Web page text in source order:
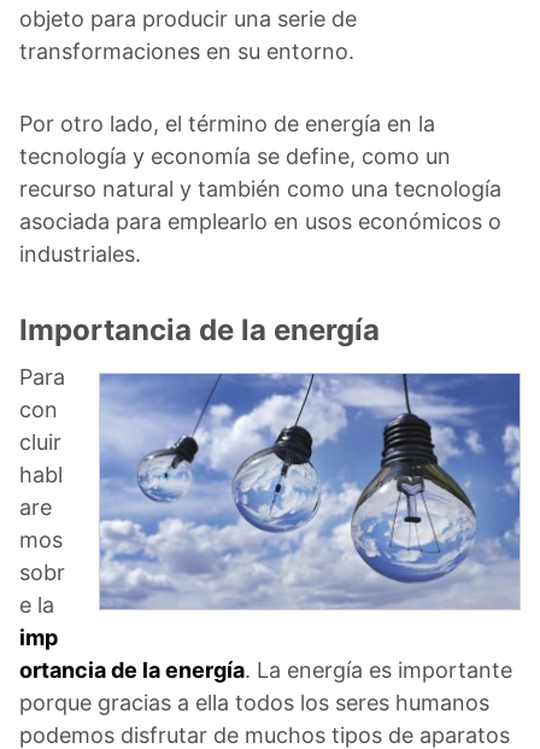
objeto para producir una serie de
transformaciones en su entorno.
Por otro lado, el término de energía en la
tecnología y economía se define, como un
recurso natural y también como una tecnología
asociada para emplearlo en usos económicos o
industriales.
Importancia de la energía
Para
con
cluir
habl
are
mos
sobr
e la
imp
ortancia de la energía. La energía es importante
porque gracias a ella todos los seres humanos
podemos disfrutar de muchos tipos de aparatos